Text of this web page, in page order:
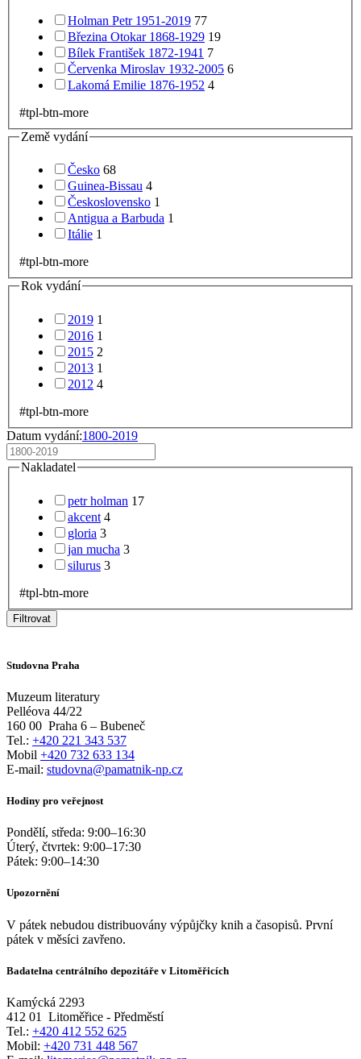
Holman Petr 1951-2019 77
Březina Otokar 1868-1929 19
Bílek František 1872-1941 7
Červenka Miroslav 1932-2005 6
Lakomá Emilie 1876-1952 4
#tpl-btn-more
Země vydání
Česko 68
Guinea-Bissau 4
Československo 1
Antigua a Barbuda 1
Itálie 1
#tpl-btn-more
Rok vydání
2019 1
2016 1
2015 2
2013 1
2012 4
#tpl-btn-more
Datum vydání:1800-2019
Nakladatel
petr holman 17
akcent 4
gloria 3
jan mucha 3
silurus 3
#tpl-btn-more
Filtrovat
Studovna Praha
Muzeum literatury
Pelléova 44/22
160 00 Praha 6 – Bubeneč
Tel.: +420 221 343 537
Mobil +420 732 633 134
E-mail: studovna@pamatnik-np.cz
Hodiny pro veřejnost
Pondělí, středa: 9:00–16:30
Úterý, čtvrtek: 9:00–17:30
Pátek: 9:00–14:30
Upozornění
V pátek nebudou distribuovány výpůjčky knih a časopisů. První
pátek v měsíci zavřeno.
Badatelna centrálního depozitáře v Litoměřicích
Kamýcká 2293
412 01
Litoměřice - Předměstí
Tel.: +420 412 552 625
Mobil: +420 731 448 567